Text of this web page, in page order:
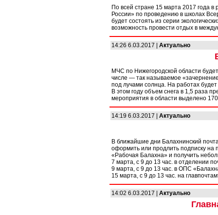
По всей стране 15 марта 2017 года в
России» по проведению в школах
будет состоять из серии
возможность провести отдых в
14:26 6.03.2017 | Актуально
МЧС по Нижегородской области
числе — так называемое
под лучами солнца. На работах
В этом году объем снега в 1,5 раза
мероприятия в области выделено
14:19 6.03.2017 | Актуально
В ближайшие дни Балахнинский
оформить или продлить подписку на
«Рабочая Балахна» и получить
7 марта, с 9 до 13 час. в отделении
9 марта, с 9 до 13 час. в ОПС
15 марта, с 9 до 13 час. на
14:02 6.03.2017 | Актуально